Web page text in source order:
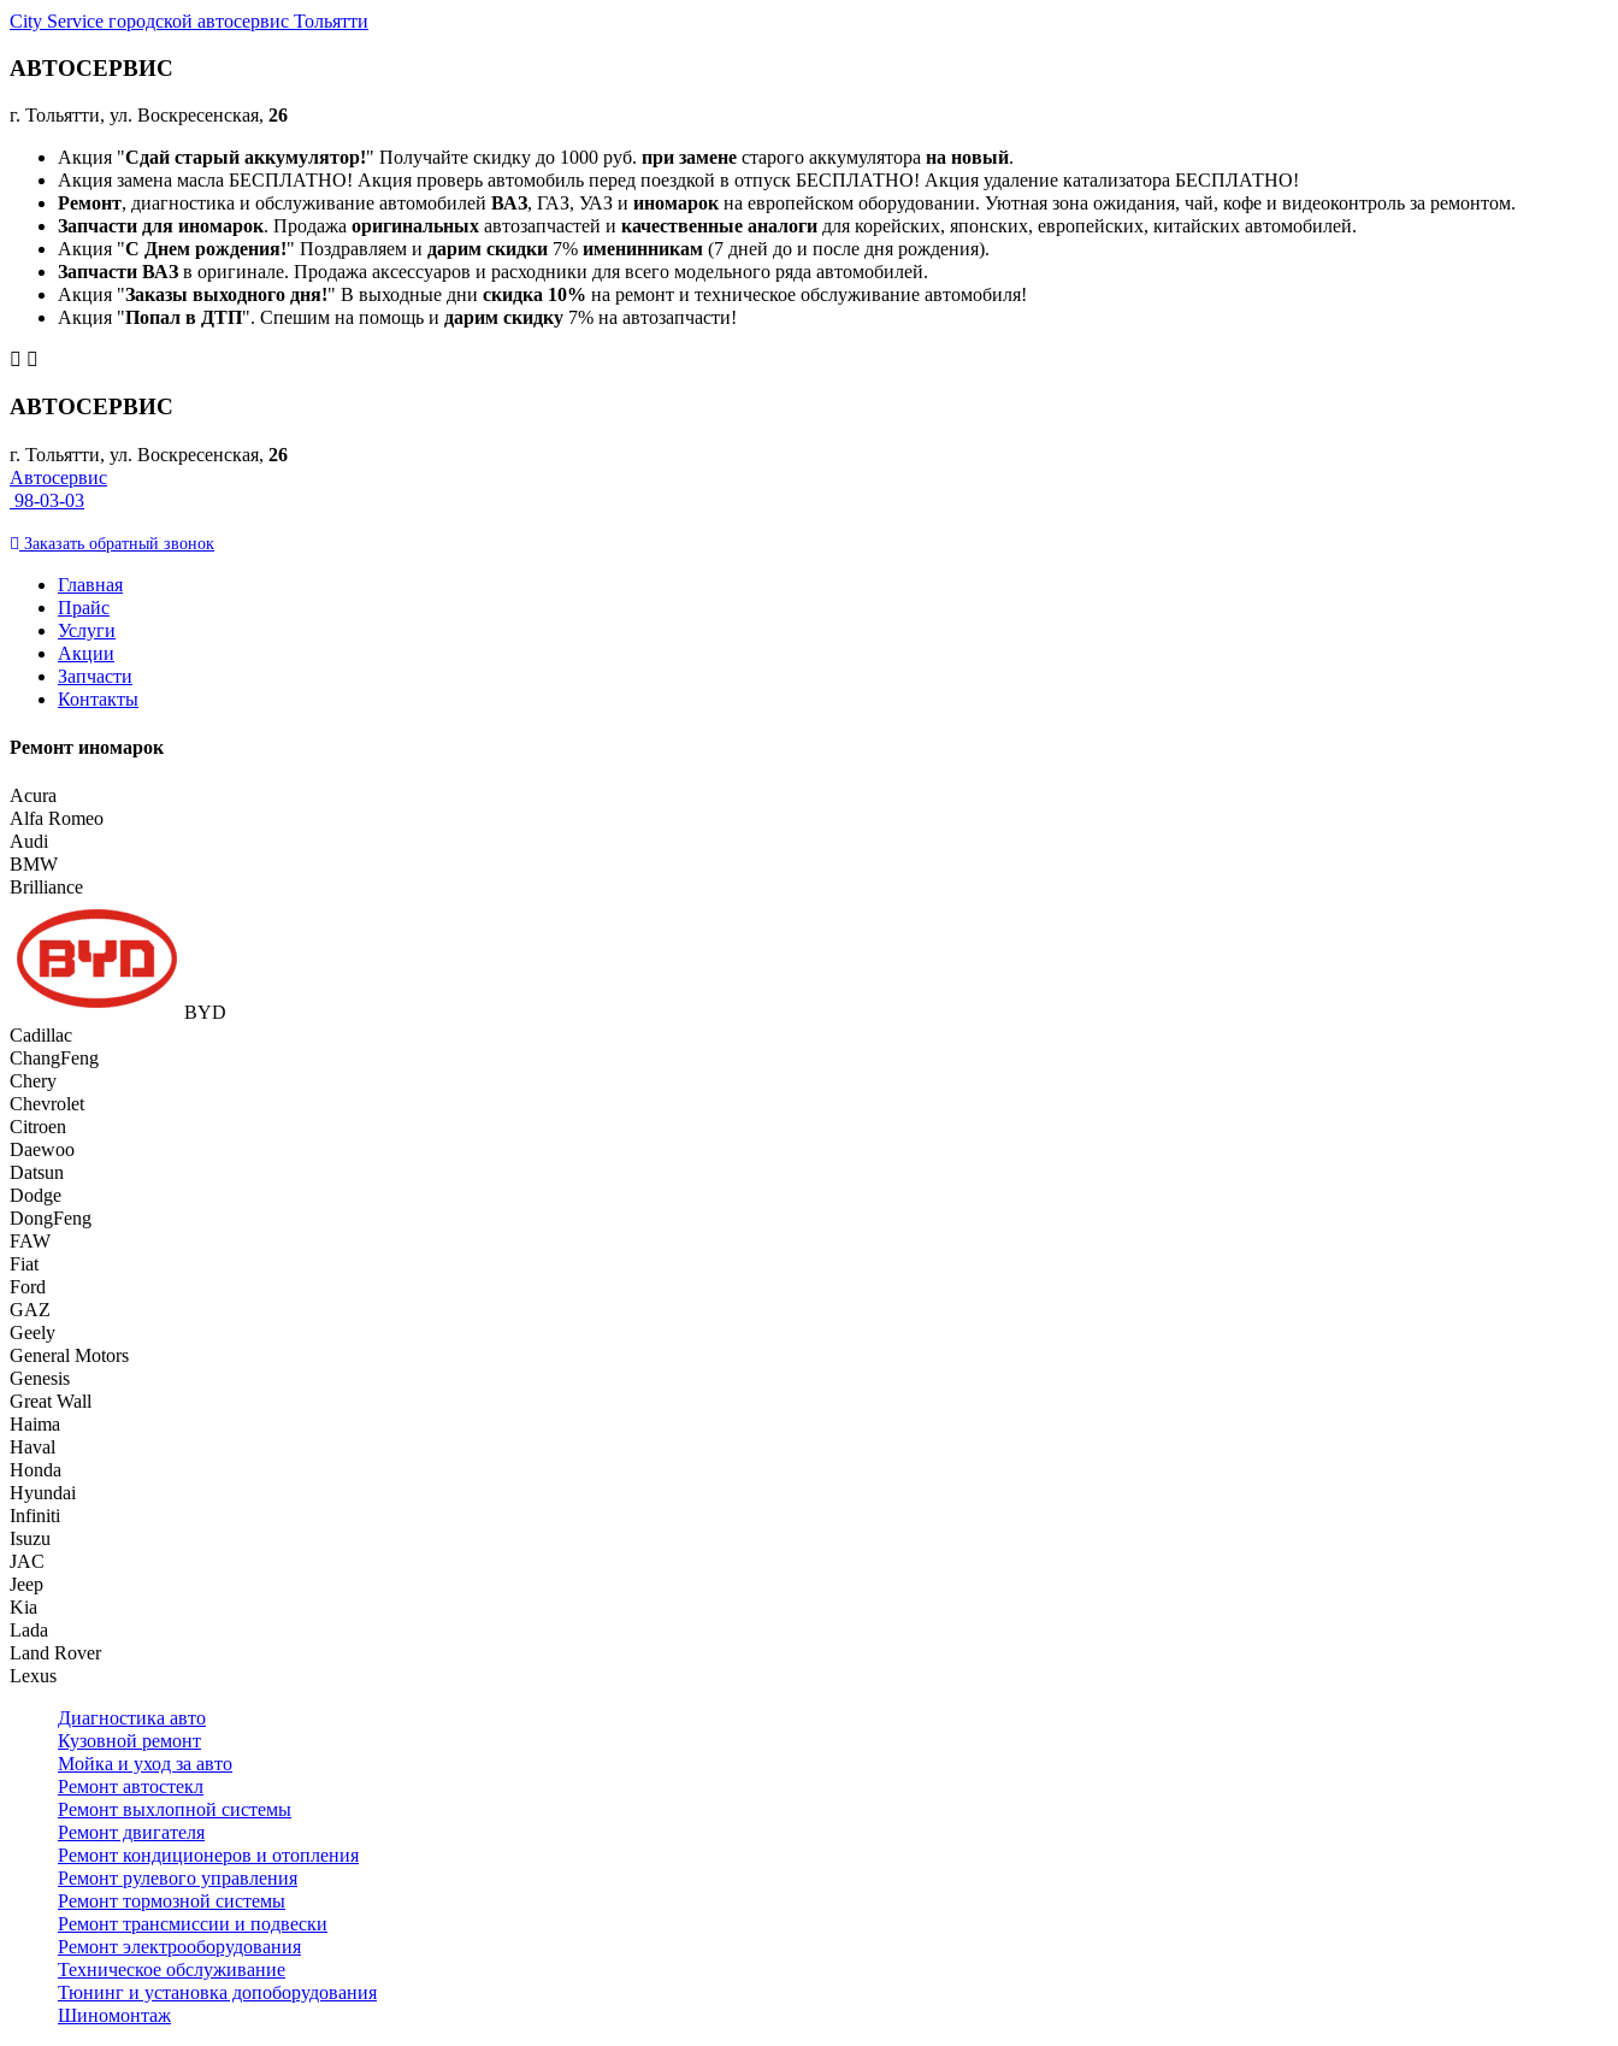
City Service городской автосервис Тольятти
АВТОСЕРВИС
г. Тольятти, ул. Воскресенская, 26
Акция "Сдай старый аккумулятор!" Получайте скидку до 1000 руб. при замене старого аккумулятора на новый.
Акция замена масла БЕСПЛАТНО! Акция проверь автомобиль перед поездкой в отпуск БЕСПЛАТНО! Акция удаление катализатора БЕСПЛАТНО!
Ремонт, диагностика и обслуживание автомобилей ВАЗ, ГАЗ, УАЗ и иномарокна европейском оборудовании. Уютная зона ожидания, чай, кофе и видеоконтроль за ремонтом.
Запчасти для иномарок. Продажа оригинальных автозапчастей и качественные аналоги для корейских, японских, европейских, китайских автомобилей.
Акция "С Днем рождения!" Поздравляем и дарим скидки 7% именинникам (7 дней до и после дня рождения).
Запчасти ВАЗ в оригинале. Продажа аксессуаров и расходники для всего модельного ряда автомобилей.
Акция "Заказы выходного дня!" В выходные дни скидка 10% на ремонт и техническое обслуживание автомобиля!
Акция "Попал в ДТП". Спешим на помощь и дарим скидку 7% на автозапчасти!
АВТОСЕРВИС
г. Тольятти, ул. Воскресенская, 26
Автосервис
98-03-03
Заказать обратный звонок
Главная
Прайс
Услуги
Акции
Запчасти
Контакты
Ремонт иномарок
Acura
Alfa Romeo
Audi
BMW
Brilliance
BYD
Cadillac
ChangFeng
Chery
Chevrolet
Citroen
Daewoo
Datsun
Dodge
DongFeng
FAW
Fiat
Ford
GAZ
Geely
General Motors
Genesis
Great Wall
Haima
Haval
Honda
Hyundai
Infiniti
Isuzu
JAC
Jeep
Kia
Lada
Land Rover
Lexus
Диагностика авто
Кузовной ремонт
Мойка и уход за авто
Ремонт автостекл
Ремонт выхлопной системы
Ремонт двигателя
Ремонт кондиционеров и отопления
Ремонт рулевого управления
Ремонт тормозной системы
Ремонт трансмиссии и подвески
Ремонт электрооборудования
Техническое обслуживание
Тюнинг и установка допоборудования
Шиномонтаж